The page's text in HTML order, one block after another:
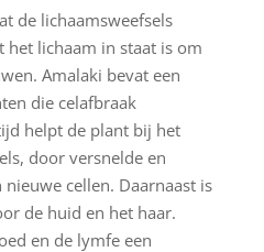
de lichaamsweefsels
het lichaam in staat is om
Amalaki bevat een
die celafbraak
helpt de plant bij het
door versnelde en
cellen. Daarnaast is
de huid en het haar.
en de lymfe een